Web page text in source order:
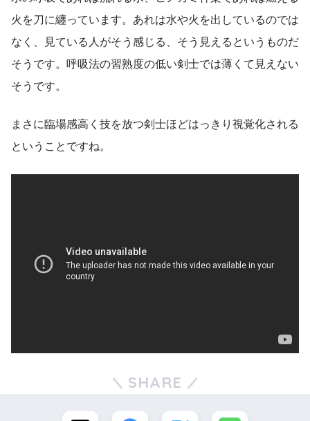
火を刀に纏っています。あれは水や火を出しているのでは
なく、見ている人がそう感じる、そう見えるというものだ
そうです。呼吸法の習熟度の低い剣士では薄くて見えない
そうです。
まさに臨場感高く技を放つ剣士ほどはっきり視覚化される
ということですね。
SHARE